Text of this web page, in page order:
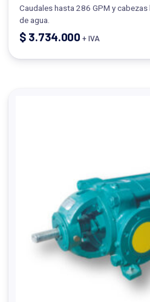
Caudales hasta 286 GPM y
de agua.
$ 3.734.000 + IVA